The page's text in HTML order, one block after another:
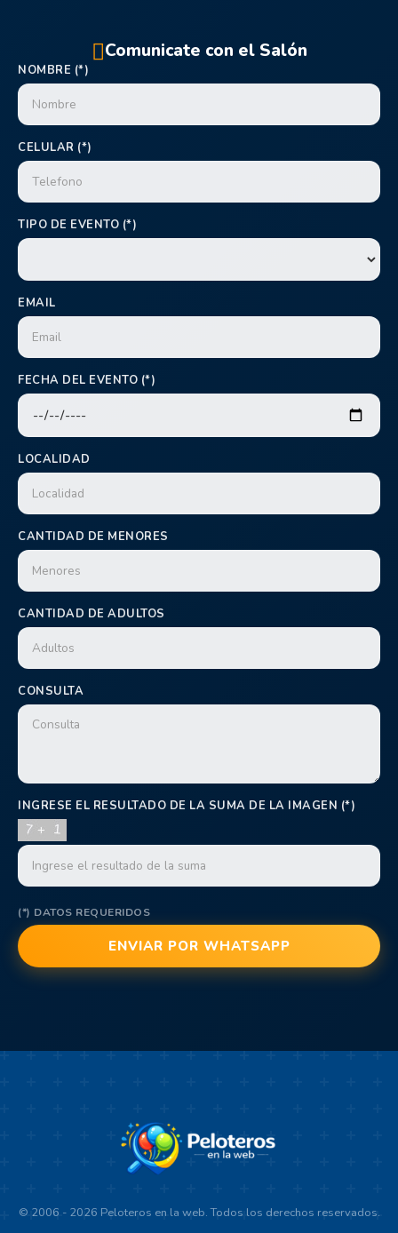
Comunicate con el Salón
NOMBRE (*)
CELULAR (*)
TIPO DE EVENTO (*)
EMAIL
FECHA DEL EVENTO (*)
LOCALIDAD
CANTIDAD DE MENORES
CANTIDAD DE ADULTOS
CONSULTA
INGRESE EL RESULTADO DE LA SUMA DE LA IMAGEN (*)
(*) DATOS REQUERIDOS
© 2006 - 2026 Peloteros en la web. Todos los derechos reservados.